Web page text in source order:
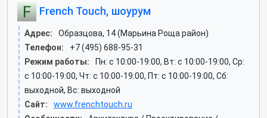
French Touch, шоурум
Адрес:
Образцова, 14 (Марьина Роща район)
Телефон:
+7 (495) 688-95-31
Режим работы:
Пн: c 10:00-19:00, Вт: c 10:00-19:00, Ср:
c 10:00-19:00, Чт: c 10:00-19:00, Пт: c 10:00-19:00, Сб:
выходной, Вс: выходной
Сайт:
www.frenchtouch.ru